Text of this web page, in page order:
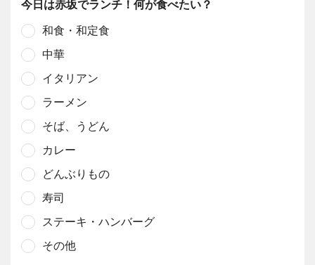
今日は赤坂でランチ！何が食べたい？
和食・和定食
中華
イタリアン
ラーメン
そば、うどん
カレー
どんぶりもの
寿司
ステーキ・ハンバーグ
その他